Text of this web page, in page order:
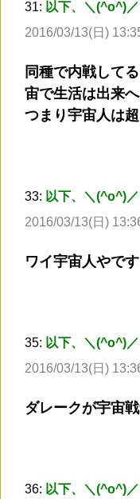
31: 以下、＼(^o^)
2016/03/13(日)
同種で内戦して
宙で生活は出来
つまり宇宙人は
33: 以下、＼(^o^)
2016/03/13(日)
ワイ宇宙人やで
35: 以下、＼(^o^)
2016/03/13(日)
ダレークが宇宙
36: 以下、＼(^o^)